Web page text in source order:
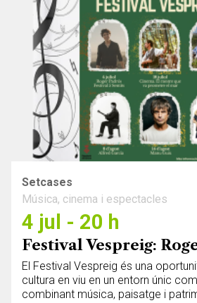
Setcases
Música, cinema i espectacles
4 jul - 20 h
Festival Vespreig:
El Festival Vespreig és una
cultura en viu en un entorn únic
combinant música, paisatge i